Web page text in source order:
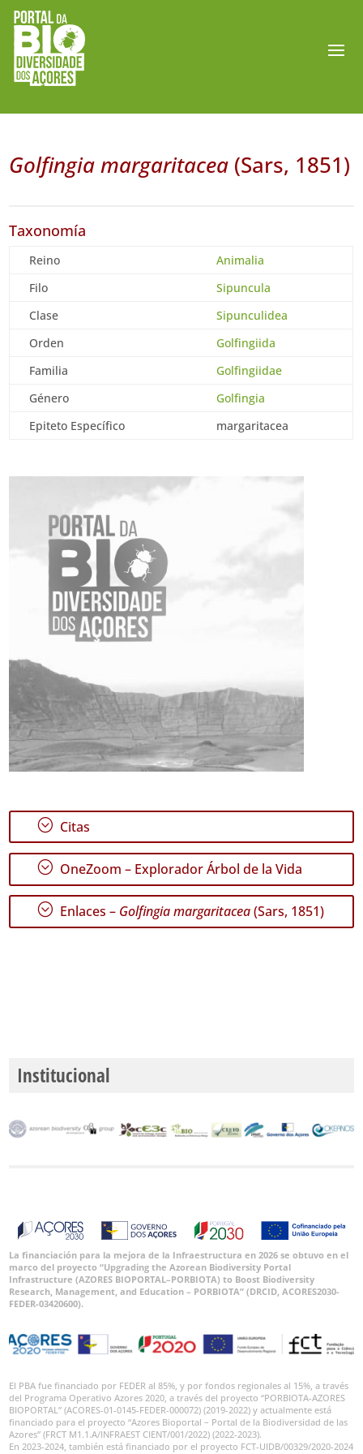
Golfingia margaritacea (Sars, 1851)
Taxonomía
Reino
Animalia
Filo
Sipuncula
Clase
Sipunculidea
Orden
Golfingiida
Familia
Golfingiidae
Género
Golfingia
Epiteto Específico
margaritacea
; Citas
; OneZoom – Explorador Árbol de la Vida
; Enlaces – Golfingia margaritacea(Sars, 1851)
Institucional
La financiación para la mejora de la Infraestructura en 2026 se obtuvo en el
marco del proyecto “Upgrading the Azorean Biodiversity Portal
Infrastructure (AZORES BIOPORTAL–PORBIOTA) to Boost Biodiversity
Research, Management, and Education – PORBIOTA” (DRCID, ACORES2030-
FEDER-03420600).
El PBA fue financiado por FEDER al 85%, y por fondos regionales al 15%, a través
del Programa Operativo Azores 2020, a través del proyecto “PORBIOTA-AZORES
BIOPORTAL” (ACORES-01-0145-FEDER-000072) (2019-2022) y actualmente está
financiado para el proyecto “Azores Bioportal – Portal de la Biodiversidad de las
Azores” (FRCT M1.1.A/INFRAEST CIENT/001/2022) (2022-2023).
En 2023-2024, también está financiado por el proyecto FCT-UIDB/00329/2020-2024